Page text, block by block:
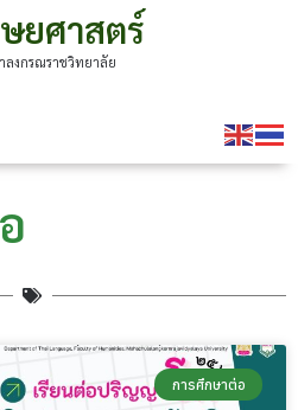
ยศาสตร์
งกรณราชวิทยาลัย
การศึกษาต่อ